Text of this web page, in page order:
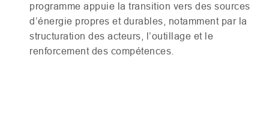
programme appuie la transition vers des sources
d’énergie propres et durables, notamment par la
structuration des acteurs, l’outillage et le
renforcement des compétences.